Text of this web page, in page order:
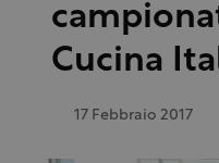
Cucina
17 Febbraio 2017